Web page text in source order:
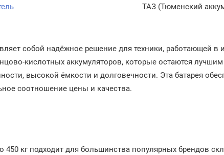
ТАЗ (Тюменский
собой надёжное решение для техники, работающей в
кислотных аккумуляторов, которые остаются
высокой ёмкости и долговечности. Эта батарея
соотношение цены и качества.
450 кг подходит для большинства популярных брендов